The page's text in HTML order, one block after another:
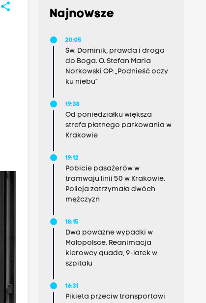
share
Najnowsze
20:05
Św. Dominik, prawda i droga
do Boga. O. Stefan Maria
Norkowski OP: „Podnieść oczy
ku niebu”
19:38
Od poniedziałku większa
strefa płatnego parkowania w
Krakowie
19:12
Pobicie pasażerów w
tramwaju linii 50 w Krakowie.
Policja zatrzymała dwóch
mężczyzn
18:15
Dwa poważne wypadki w
Małopolsce. Reanimacja
kierowcy quada, 9-latek w
szpitalu
16:31
Pikieta przeciw transportowi